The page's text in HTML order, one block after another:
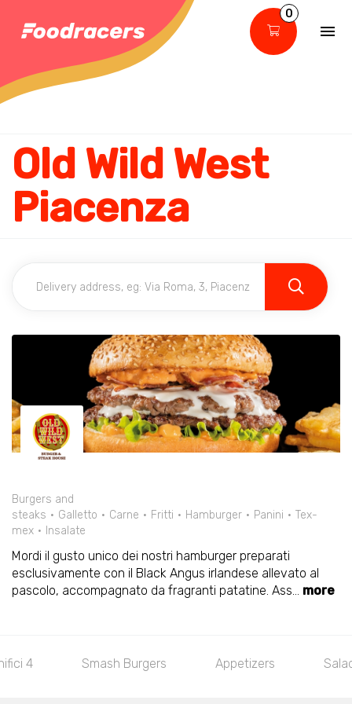
0
Old Wild West
Piacenza
Burgers and
steaks
Galletto Carne Fritti Hamburger Panini
Tex-
mex
Insalate
Mordi il gusto unico dei nostri hamburger preparati
esclusivamente con il Black Angus irlandese allevato al
pascolo, accompagnato da fragranti patatine. Ass... more
Classic Burgers Special Burgers